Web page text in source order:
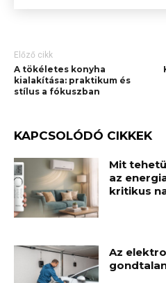
Előző cikk
A tökéletes konyha
kialakítása: praktikum és
stílus a fókuszban
KAPCSOLÓDÓ CIKKEK
Mit
az
kritikus
Az